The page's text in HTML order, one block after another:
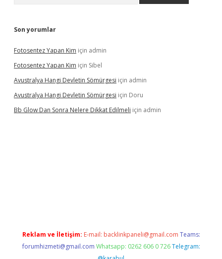
Son yorumlar
Fotosentez Yapan Kim için admin
Fotosentez Yapan Kim için Sibel
Avustralya Hangi Devletin Sömürgesi için admin
Avustralya Hangi Devletin Sömürgesi için Doru
Bb Glow Dan Sonra Nelere Dikkat Edilmeli için admin
Reklam ve İletişim: E-mail: backlinkpaneli@gmail.com Teams:
forumhizmeti@gmail.com Whatsapp: 0262 606 0 726 Telegram: